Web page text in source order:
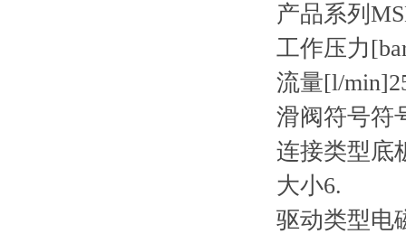
产品系列
工作压力
流量[l/min]
滑阀符号符
连接类型底
大小6.
驱动类型电